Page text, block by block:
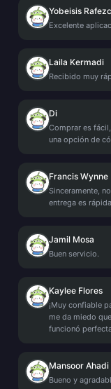
Yobeisis
Excelente
Laila Kermadi
Recibido muy
Di
Comprar es
una opción de
Francis Wynne
Sinceramente,
entrega es
Jamil Mosa
Buen servicio.
Kaylee Flores
¡Muy confiable
me da miedo
funcionó
Mansoor Ahadi
Bueno y